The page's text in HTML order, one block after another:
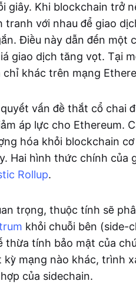
giây. Khi blockchain trở
tranh với nhau để giao
Điều này dẫn đến một
giao dịch tăng vọt. Tại
chỉ khác trên mạng
vấn đề thắt cổ chai
áp lực cho Ethereum.
hóa khỏi blockchain
Hai hình thức chính của
Rollup.
trọng, thuộc tính sẽ
khỏi chuỗi bên (side-
thừa tính bảo mật của
kỳ mạng nào khác, trình
của sidechain.